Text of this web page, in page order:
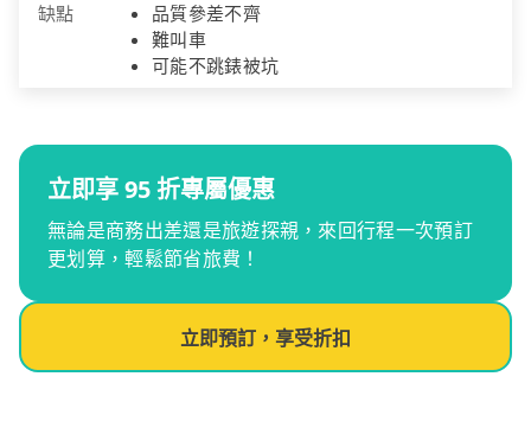
缺點
品質參差不齊
難叫車
可能不跳錶被坑
立即享 95 折專屬優惠
無論是商務出差還是旅遊探親，來回行程一次預訂
更划算，輕鬆節省旅費！
立即預訂，享受折扣